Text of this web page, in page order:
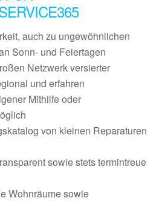
auch zu ungewöhnlichen
Sonn- und Feiertagen
Netzwerk versierter
und erfahren
Mithilfe oder
von kleinen Reparaturen
sowie stets termintreue
Wohnräume sowie